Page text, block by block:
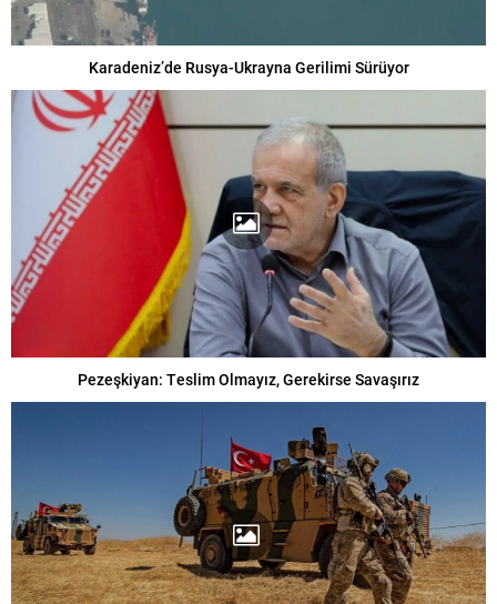
Karadeniz’de Rusya-Ukrayna Gerilimi Sürüyor
Pezeşkiyan: Teslim Olmayız, Gerekirse Savaşırız